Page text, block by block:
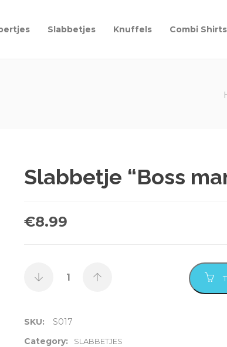
Slabbetjes Knuffels Combi Shirts
Slabbetje “Boss
€8.99
SKU:
S017
Category:
SLABBETJES